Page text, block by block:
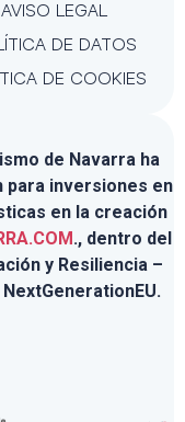
AVISO LEGAL
DE DATOS
DE COOKIES
de Navarra ha
para inversiones en
en la creación
., dentro del
y Resiliencia –